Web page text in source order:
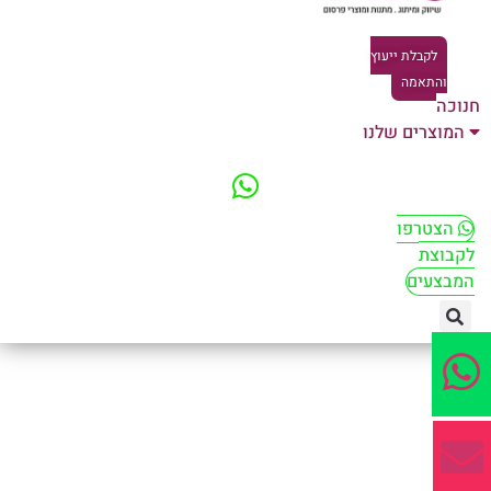
לקבלת ייעוץ
והתאמה
המוצרים שלנו
הצטרפו